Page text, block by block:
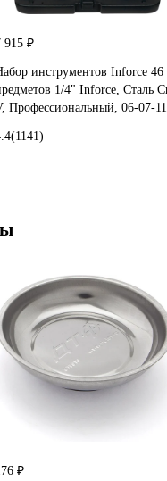
915 ₽
инструментов Inforce 46
1/4" Inforce, Сталь
Профессиональный, 06-07-11
(1141)
₽